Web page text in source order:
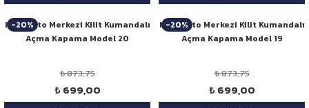
-20%
Niken Oto Merkezi Kilit Kumandalı
Açma Kapama Model 20
₺ 873,75
₺ 699,00
-20%
Niken Oto Merkezi Kilit Kumandalı
Açma Kapama Model 19
₺ 873,75
₺ 699,00